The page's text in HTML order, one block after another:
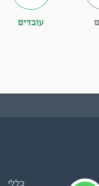
עובדים
כללי